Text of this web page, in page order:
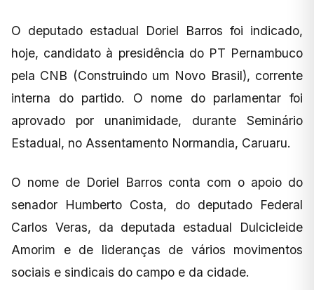
O deputado estadual Doriel Barros foi indicado,
hoje, candidato à presidência do PT Pernambuco
pela CNB (Construindo um Novo Brasil), corrente
interna do partido. O nome do parlamentar foi
aprovado por unanimidade, durante Seminário
Estadual, no Assentamento Normandia, Caruaru.
O nome de Doriel Barros conta com o apoio do
senador Humberto Costa, do deputado Federal
Carlos Veras, da deputada estadual Dulcicleide
Amorim e de lideranças de vários movimentos
sociais e sindicais do campo e da cidade.